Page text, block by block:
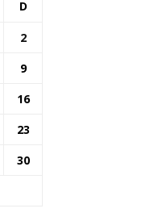
D
2
9
16
23
30